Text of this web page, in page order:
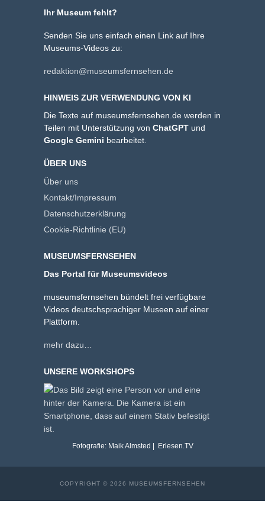
Ihr Museum fehlt?
Senden Sie uns einfach einen Link auf Ihre
Museums-Videos zu:
redaktion@museumsfernsehen.de
HINWEIS ZUR VERWENDUNG VON KI
Die Texte auf museumsfernsehen.de werden in
Teilen mit Unterstützung von ChatGPT und
Google Gemini bearbeitet.
ÜBER UNS
Über uns
Kontakt/Impressum
Datenschutzerklärung
Cookie-Richtlinie (EU)
MUSEUMSFERNSEHEN
Das Portal für Museumsvideos
museumsfernsehen bündelt frei verfügbare
Videos deutschsprachiger Museen auf einer
Plattform.
mehr dazu…
UNSERE WORKSHOPS
Fotografie: Maik Almsted | Erlesen.TV
COPYRIGHT © 2026 MUSEUMSFERNSEHEN